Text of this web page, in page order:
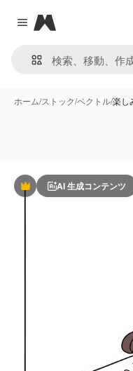
Close menu
Magnific
ホーム/ストック/ベクトル/楽し
PremiumAI 生成コンテンツ